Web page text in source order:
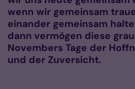
wenn wir gemeinsam
einander gemeinsam
dann vermögen diese
Novembers Tage der
und der Zuversicht.